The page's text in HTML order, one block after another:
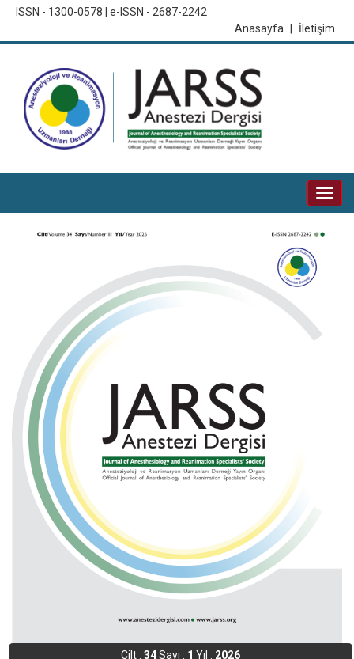
ISSN - 1300-0578 | e-ISSN - 2687-2242
İletişim
Anasayfa
Cilt : 34Sayı : 1 Yıl : 2026